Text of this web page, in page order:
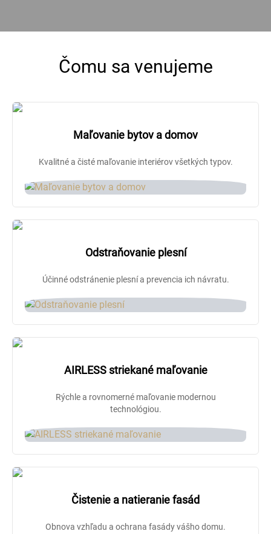
Čomu sa venujeme
Maľovanie bytov a domov
Kvalitné a čisté maľovanie interiérov všetkých typov.
Odstraňovanie plesní
Účinné odstránenie plesní a prevencia ich návratu.
AIRLESS striekané maľovanie
Rýchle a rovnomerné maľovanie modernou
technológiou.
Čistenie a natieranie fasád
Obnova vzhľadu a ochrana fasády vášho domu.